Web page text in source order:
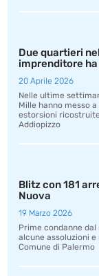
Due quartieri
imprenditore
20 Aprile 2026
Nelle ultime
Mille hanno messo
estorsioni
Addiopizzo
Blitz con 181
Nuova
19 Marzo 2026
Prime condanne dal
alcune assoluzioni
Comune di Palermo